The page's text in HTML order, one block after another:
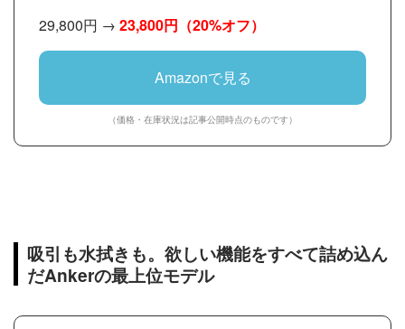
29,800円 → 23,800円 （20%オフ）
Amazonで見る
（価格・在庫状況は記事公開時点のものです）
吸引も水拭きも。欲しい機能をすべて詰め込ん
だAnkerの最上位モデル